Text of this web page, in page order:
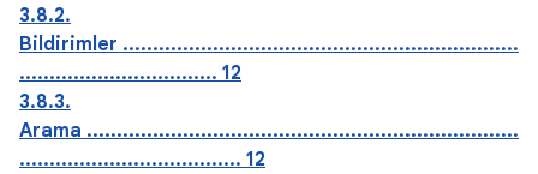
3.8.2.
Bildirimler ..................................................................
................................. 12
3.8.3.
Arama ........................................................................
..................................... 12